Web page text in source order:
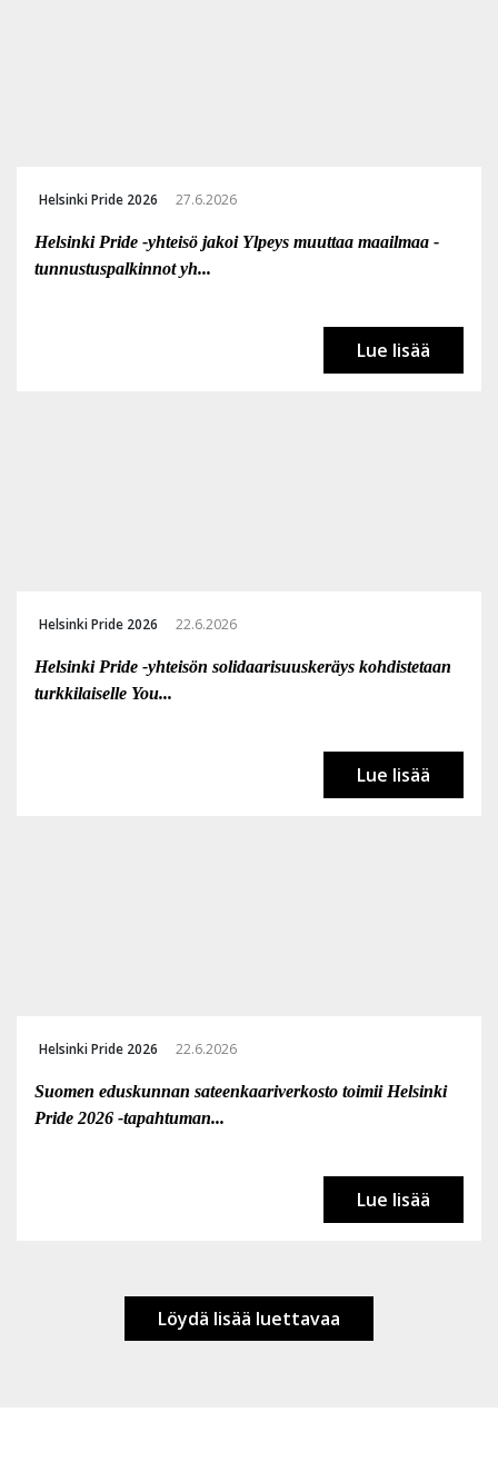
Helsinki Pride 2026 27.6.2026
Helsinki Pride -yhteisö jakoi Ylpeys muuttaa maailmaa -
tunnustuspalkinnot yh...
Lue lisää
Helsinki Pride 2026 22.6.2026
Helsinki Pride -yhteisön solidaarisuuskeräys kohdistetaan
turkkilaiselle You...
Lue lisää
Helsinki Pride 2026 22.6.2026
Suomen eduskunnan sateenkaariverkosto toimii Helsinki
Pride 2026 -tapahtuman...
Lue lisää
Löydä lisää luettavaa